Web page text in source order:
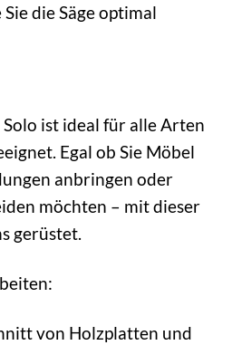
die Säge optimal
Solo ist ideal für alle Arten
Egal ob Sie Möbel
anbringen oder
möchten – mit dieser
gerüstet.
von Holzplatten und